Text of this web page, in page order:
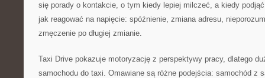
się porady o kontakcie, o tym kiedy lepiej milczeć, a kiedy
jak reagować na napięcie: spóźnienie, zmiana adresu,
zmęczenie po długiej zmianie.
Taxi Drive pokazuje motoryzację z perspektywy pracy, dlatego
samochodu do taxi. Omawiane są różne podejścia: samochód z